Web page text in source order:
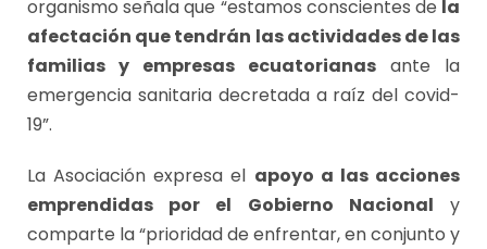
organismo señala que “estamos conscientes de la
afectación que tendrán las actividades de las
familias y empresas ecuatorianas ante la
emergencia sanitaria decretada a raíz del covid-
19”.
La Asociación expresa el apoyo a las acciones
emprendidas por el Gobierno Nacional y
comparte la “prioridad de enfrentar, en conjunto y